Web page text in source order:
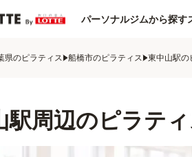
パーソナルジムから探す
県のピラティス 船橋市のピラティス 東中山駅の
駅周辺のピラテ